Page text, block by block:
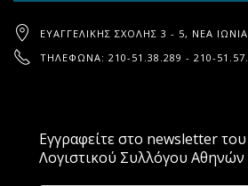
ΕΥΑΓΓΕΛΙΚΉΣ ΣΧΟΛΉΣ 3 - 5, ΝΈΑ
ΤΗΛΈΦΩΝΑ: 210-51.38.289 - 210-
Εγγραφείτε στο newsletter του
Λογιστικού Συλλόγου Αθηνών